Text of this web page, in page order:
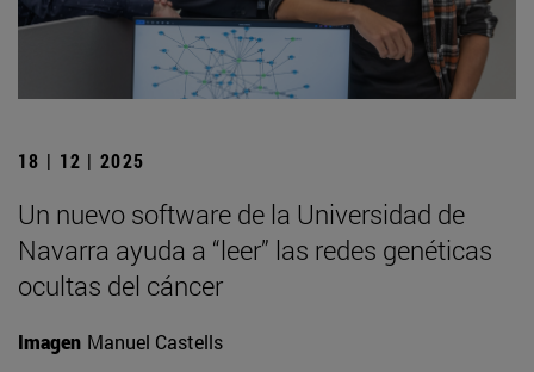
18 | 12 | 2025
Un nuevo software de la Universidad de
Navarra ayuda a “leer” las redes genéticas
ocultas del cáncer
Imagen Manuel Castells